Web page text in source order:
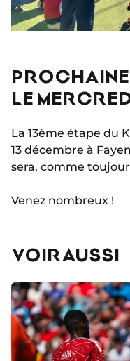
PROCHAINE
LE
La 13ème étape du
13 décembre à
sera, comme
Venez nombreux !
VOIR AUSSI